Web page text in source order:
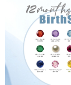
請求用戶進行身份認證
５．嚴禁一人註冊多
恩沛科技股份有限公